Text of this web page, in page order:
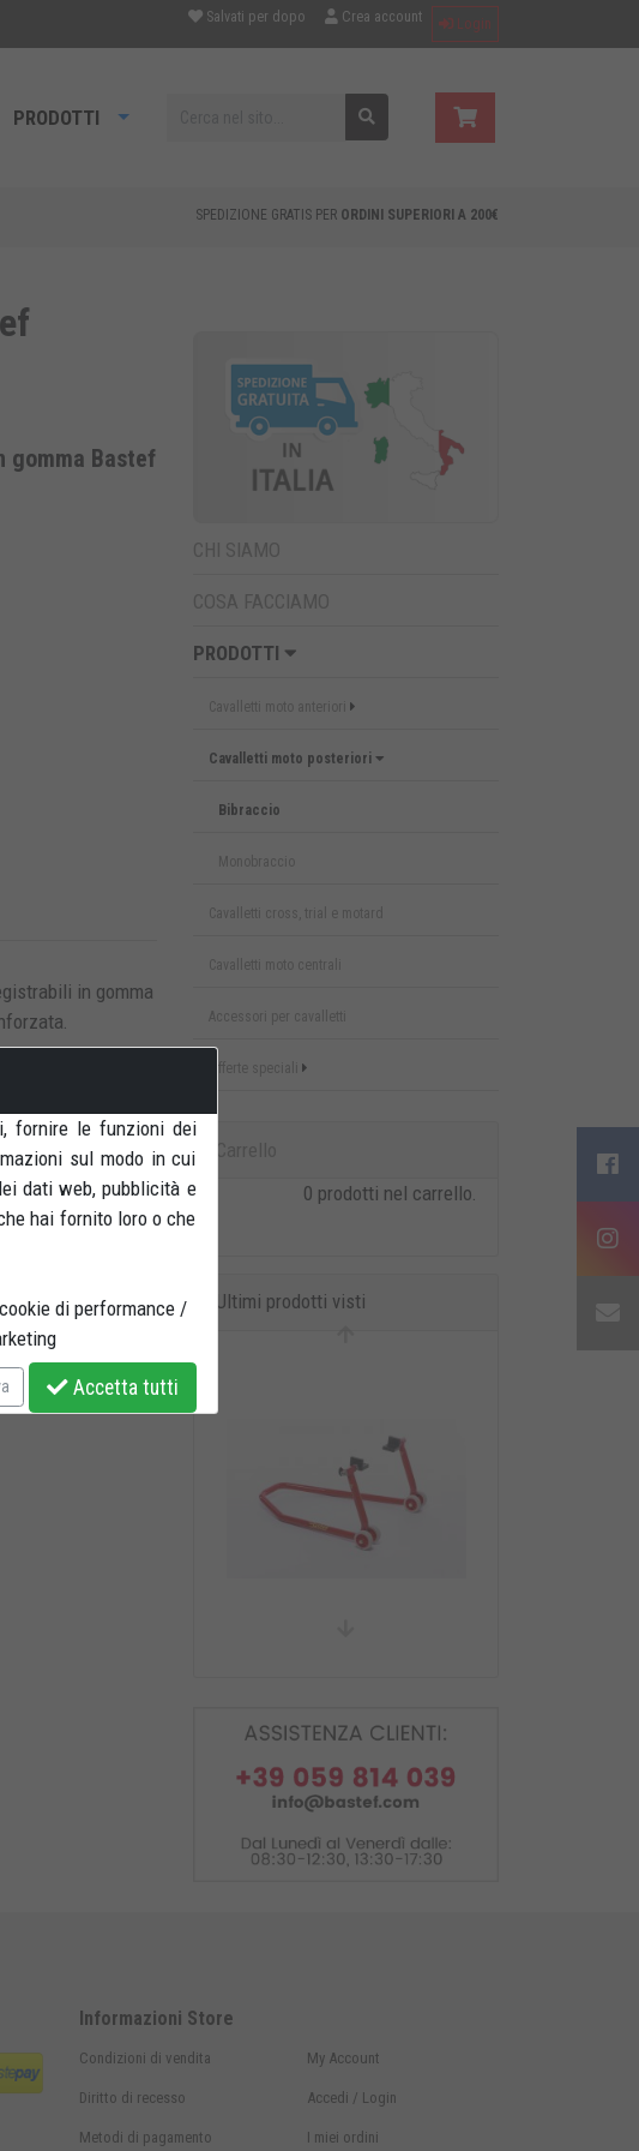
Salvati per dopo Crea account Login
PRODOTTI
SPEDIZIONE GRATIS PER ORDINI SUPERIORI A 200€
gomma Bastef
in gomma
CHI SIAMO
COSA FACCIAMO
PRODOTTI
Cavalletti moto anteriori
Cavalletti moto posteriori
Bibraccio
Monobraccio
Cavalletti cross, trial e motard
Cavalletti moto centrali
Accessori per cavalletti
Offerte speciali
0 prodotti nel carrello.
Ultimi prodotti visti
Informazioni Store
Condizioni di vendita
Diritto di recesso
Metodi di pagamento
My Account
Accedi / Login
I miei ordini
fornire le funzioni dei
sul modo in cui
dati web, pubblicità e
hai fornito loro o che
di performance /
Accetta tutti